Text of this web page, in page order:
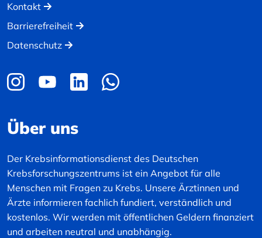
Kontakt
Barrierefreiheit
Datenschutz
Über uns
Der Krebsinformationsdienst des Deutschen
Krebsforschungszentrums ist ein Angebot für alle
Menschen mit Fragen zu Krebs. Unsere Ärztinnen und
Ärzte informieren fachlich fundiert, verständlich und
kostenlos. Wir werden mit öffentlichen Geldern finanziert
und arbeiten neutral und unabhängig.